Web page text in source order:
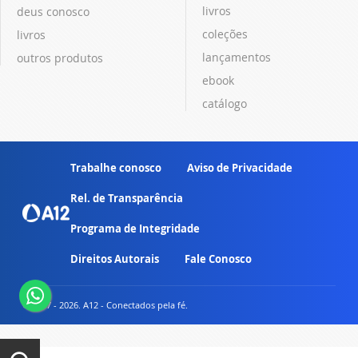
deus conosco
livros
outros produtos
livros
coleções
lançamentos
ebook
catálogo
Trabalhe conosco Aviso de Privacidade
Rel. de Transparência
Programa de Integridade
Direitos Autorais Fale Conosco
© 2007 - 2026. A12 - Conectados pela fé.